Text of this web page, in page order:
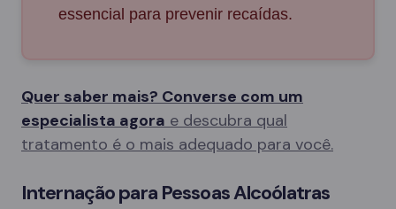
essencial para prevenir recaídas.
Quer saber mais? Converse com um
especialista agora e descubra qual
tratamento é o mais adequado para você.
Internação para Pessoas Alcoólatras